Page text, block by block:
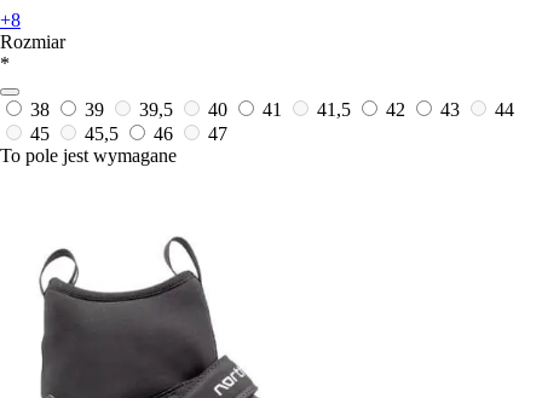
+8
Rozmiar
*
38 39 39,5 40 41 41,5 42 43
44
45
45,5 46
47
To pole jest wymagane